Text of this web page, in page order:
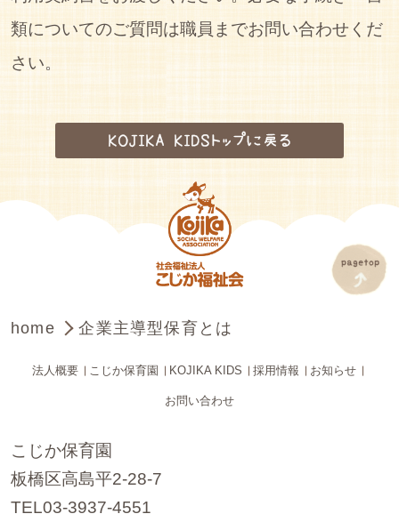
類についてのご質問は職員までお問い合わせくだ
さい。
KOJIKA KIDSトップに戻る
home 企業主導型保育とは
法人概要 こじか保育園 KOJIKA KIDS 採用情報 お知らせ
お問い合わせ
こじか保育園
板橋区高島平2-28-7
TEL03-3937-4551